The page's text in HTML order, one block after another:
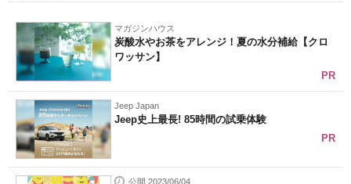
マガジンハウス
炭酸水やお茶をアレンジ！夏の水分補給【クロ
ワッサン】
PR
Jeep Japan
Jeep史上最長! 85時間の試乗体験
PR
公開 2023/06/04